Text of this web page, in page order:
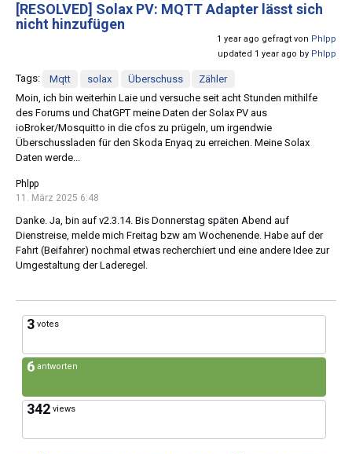
[RESOLVED] Solax PV: MQTT Adapter lässt sich
nicht hinzufügen
1 year ago gefragt von Phlpp
updated 1 year ago by Phlpp
Tags: Mqtt solax Überschuss
Zähler
Moin, ich bin weiterhin Laie und versuche seit acht Stunden mithilfe
des Forums und ChatGPT meine Daten der Solax PV aus
ioBroker/Mosquitto in die cfos zu prügeln, um irgendwie
Überschussladen für den Skoda Enyaq zu erreichen. Meine Solax
Daten werde...
Phlpp
11. März 2025 6:48
Danke. Ja, bin auf v2.3.14. Bis Donnerstag späten Abend auf
Dienstreise, melde mich Freitag bzw am Wochenende. Habe auf der
Fahrt (Beifahrer) nochmal etwas recherchiert und eine andere Idee zur
Umgestaltung der Laderegel.
3 votes
6 antworten
342 views